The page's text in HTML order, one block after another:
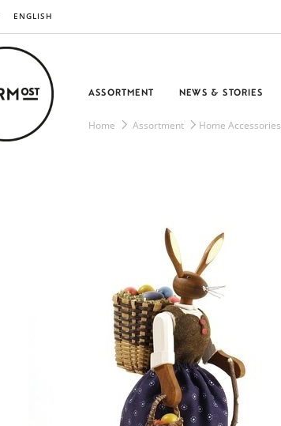
ENGLISH
ASSORTMENT NEWS & STORIES
Home Assortment Home Accessories